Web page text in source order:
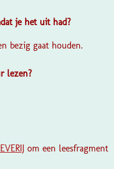
je het uit had?
bezig gaat houden.
lezen?
om een leesfragment